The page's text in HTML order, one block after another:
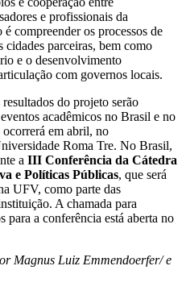
e profissionais da
compreender os processos de
parceiras, bem como
e o desenvolvimento
com governos locais.
do projeto serão
acadêmicos no Brasil e no
em abril, no
Roma Tre. No Brasil,
a III Conferência da Cátedra
e Políticas Públicas, que será
UFV, como parte das
A chamada para
para a conferência está aberta no
Magnus Luiz Emmendoerfer/ e